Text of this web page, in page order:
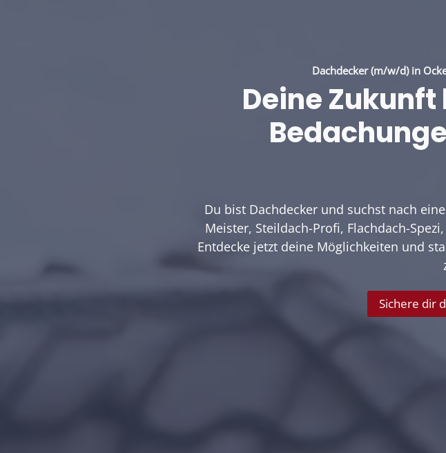
Dachdecker (m/w/d) in
Deine
Du bist Dachdecker und suchst nach
Meister, Steildach-Profi, Flachdach-
Entdecke jetzt deine Möglichkeiten und
Sichere dir